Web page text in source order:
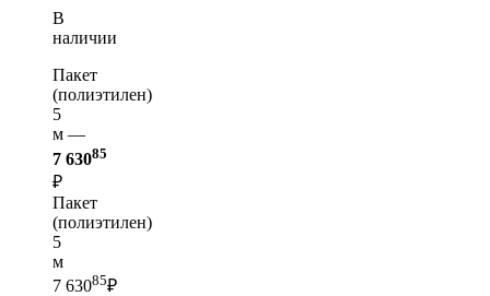
В
наличии
Пакет
(полиэтилен)
5
м —
7 63085
₽
Пакет
(полиэтилен)
5
м
7 63085₽